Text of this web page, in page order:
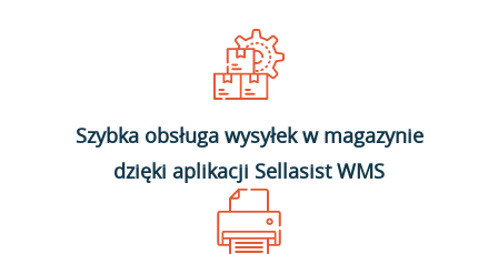
Szybka obsługa wysyłek w magazynie
dzięki aplikacji Sellasist WMS